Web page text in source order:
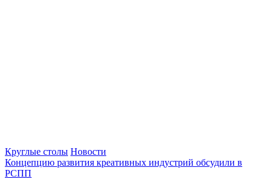
Круглые столы Новости
Концепцию развития креативных индустрий обсудили в
РСПП